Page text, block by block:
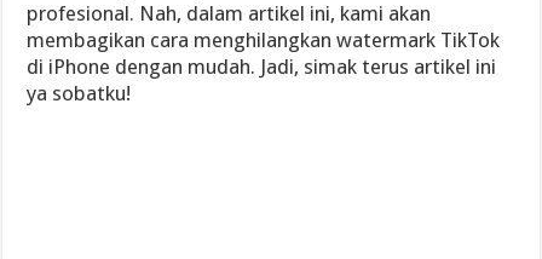
profesional. Nah, dalam artikel ini, kami akan
membagikan cara menghilangkan watermark TikTok
di iPhone dengan mudah. Jadi, simak terus artikel ini
ya sobatku!